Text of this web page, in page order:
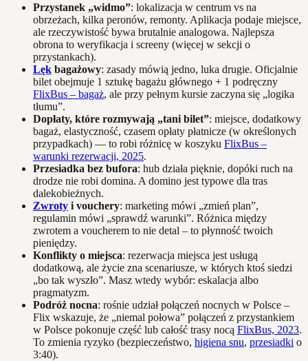
Przystanek „widmo”: lokalizacja w centrum vs na
obrzeżach, kilka peronów, remonty. Aplikacja podaje miejsce,
ale rzeczywistość bywa brutalnie analogowa. Najlepsza
obrona to weryfikacja i screeny (więcej w sekcji o
przystankach).
Lęk bagażowy: zasady mówią jedno, luka drugie. Oficjalnie
bilet obejmuje 1 sztukę bagażu głównego + 1 podręczny
FlixBus – bagaż, ale przy pełnym kursie zaczyna się „logika
tłumu”.
Dopłaty, które rozmywają „tani bilet”: miejsce, dodatkowy
bagaż, elastyczność, czasem opłaty płatnicze (w określonych
przypadkach) — to robi różnicę w koszyku FlixBus –
warunki rezerwacji, 2025.
Przesiadka bez bufora: hub działa pięknie, dopóki ruch na
drodze nie robi domina. A domino jest typowe dla tras
dalekobieżnych.
Zwroty i vouchery: marketing mówi „zmień plan”,
regulamin mówi „sprawdź warunki”. Różnica między
zwrotem a voucherem to nie detal – to płynność twoich
pieniędzy.
Konflikty o miejsca: rezerwacja miejsca jest usługą
dodatkową, ale życie zna scenariusze, w których ktoś siedzi
„bo tak wyszło”. Masz wtedy wybór: eskalacja albo
pragmatyzm.
Podróż nocna: rośnie udział połączeń nocnych w Polsce –
Flix wskazuje, że „niemal połowa” połączeń z przystankiem
w Polsce pokonuje część lub całość trasy nocą FlixBus, 2023.
To zmienia ryzyko (bezpieczeństwo, higiena snu, przesiadki o
3:40).